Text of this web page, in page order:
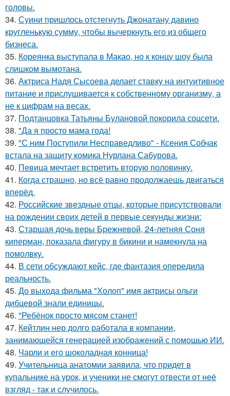
головы.
34. Суини пришлось отстегнуть Джонатану давино
кругленькую сумму, чтобы вычеркнуть его из общего
бизнеса.
35. Кореянка выступала в Макао, но к концу шоу была
слишком вымотана.
36. Актриса Надя Сысоева делает ставку на интуитивное
питание и прислушивается к собственному организму, а
не к цифрам на весах.
37. Подтанцовка Татьяны Булановой покорила соцсети.
38. "Да я просто мама года!
39. "С ним Поступили Несправедливо" - Ксения Собчак
встала на защиту комика Нурлана Сабурова.
40. Певица мечтает встретить вторую половинку.
41. Когда страшно, но всё равно продолжаешь двигаться
вперёд.
42. Российские звездные отцы, которые присутствовали
на рождении своих детей в первые секунды жизни:
43. Старшая дочь веры Брежневой, 24-летняя Соня
киперман, показала фигуру в бикини и намекнула на
помолвку.
44. В сети обсуждают кейс, где фантазия опередила
реальность.
45. До выхода фильма "Холоп" имя актрисы ольги
дибцевой знали единицы.
46. "Ребёнок просто мясом станет!
47. Кейтлин нер долго работала в компании,
занимающейся генерацией изображений с помощью ИИ.
48. Чарли и его шоколадная конница!
49. Учительница анатомии заявила, что придет в
купальнике на урок, и ученики не смогут отвести от неё
взгляд - так и случилось.